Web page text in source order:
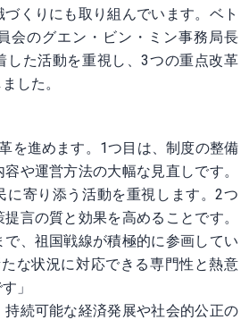
くりにも取り組んでいます。ベト
会のグエン・ビン・ミン事務局長
した活動を重視し、3つの重点改革
した。
を進めます。1つ目は、制度の整備
や運営方法の大幅な見直しです。
に寄り添う活動を重視します。2つ
言の質と効果を高めることです。
、祖国戦線が積極的に参画してい
な状況に対応できる専門性と熱意
」
続可能な経済発展や社会的公正の